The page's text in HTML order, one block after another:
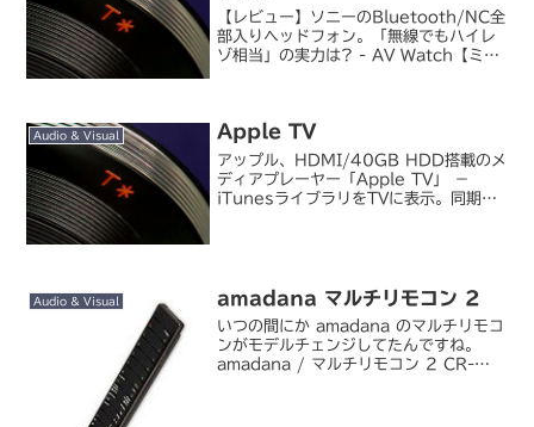
【レビュー】ソニーのBluetooth/NC全
部入りヘッドフォン。「無線でもハイレ
ゾ相当」の実力は? - AV Watch【ミニ
Audio & Visual Apple TV
アップル、HDMI/40GB HDD搭載のメ
ディアプレーヤー「Apple TV」 －
iTunesライブラリをTVに表示。同期保
Audio & Visual amadana マルチリモコン 2
いつの間にか amadana のマルチリモコ
ンがモデルチェンジしてたんですね。
amadana / マルチリモコン 2 CR-